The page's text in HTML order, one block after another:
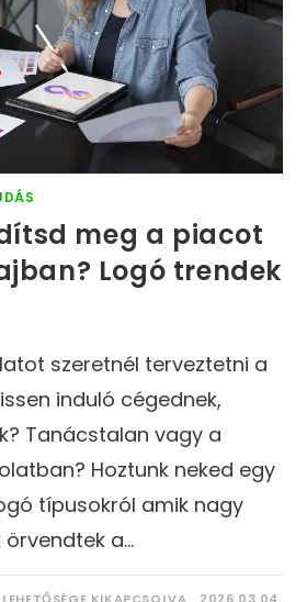
meg a piacot
Logó trendek
szeretnél terveztetni a
induló cégednek,
Tanácstalan vagy a
Hoztunk neked egy
típusokról amik nagy
a…
KIKAPCSOLVA 2026.03.04.